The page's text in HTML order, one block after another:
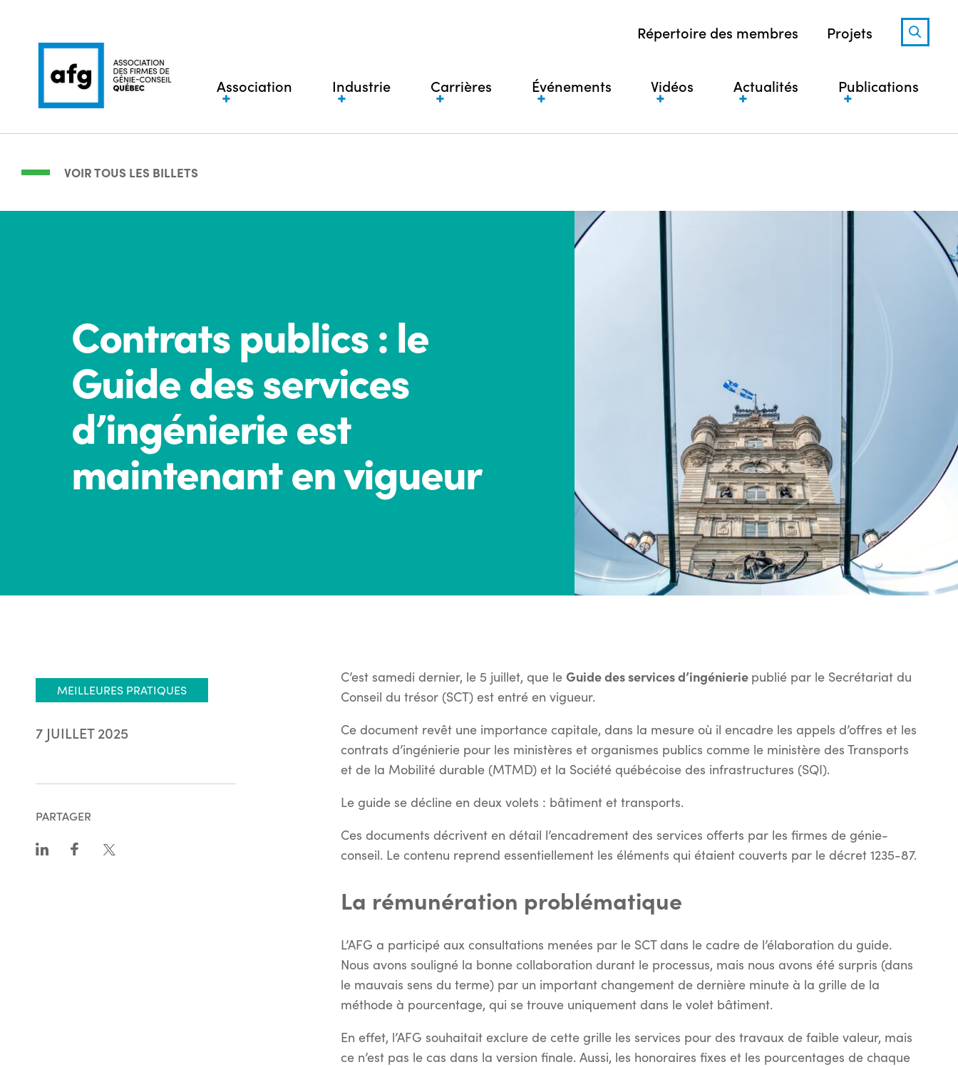
Répertoire des membres Projets
Association Industrie Carrières Événements Vidéos Actualités Publications
VOIR TOUS LES BILLETS
Contrats publics : le
Guide des services
d’ingénierie est
maintenant en vigueur
MEILLEURES PRATIQUES
7 JUILLET 2025
PARTAGER
C’est samedi dernier, le 5 juillet, que le Guide des services d’ingénierie publié par le Secrétariat du
Conseil du trésor (SCT) est entré en vigueur.
Ce document revêt une importance capitale, dans la mesure où il encadre les appels d’offres et les
contrats d’ingénierie pour les ministères et organismes publics comme le ministère des Transports
et de la Mobilité durable (MTMD) et la Société québécoise des infrastructures (SQI).
Le guide se décline en deux volets : bâtiment et transports.
Ces documents décrivent en détail l’encadrement des services offerts par les firmes de génie-
conseil. Le contenu reprend essentiellement les éléments qui étaient couverts par le décret 1235-87.
La rémunération problématique
L’AFG a participé aux consultations menées par le SCT dans le cadre de l’élaboration du guide.
Nous avons souligné la bonne collaboration durant le processus, mais nous avons été surpris (dans
le mauvais sens du terme) par un important changement de dernière minute à la grille de la
méthode à pourcentage, qui se trouve uniquement dans le volet bâtiment.
En effet, l’AFG souhaitait exclure de cette grille les services pour des travaux de faible valeur, mais
ce n’est pas le cas dans la version finale. Aussi, les honoraires fixes et les pourcentages de chaque